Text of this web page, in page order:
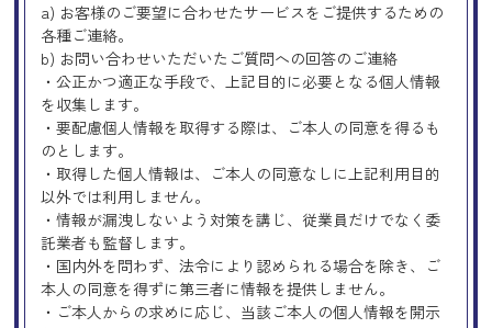
a) お客様のご要望に合わせたサービスをご提供するための
各種ご連絡。
b) お問い合わせいただいたご質問への回答のご連絡
・公正かつ適正な手段で、上記目的に必要となる個人情報
を収集します。
・要配慮個人情報を取得する際は、ご本人の同意を得るも
のとします。
・取得した個人情報は、ご本人の同意なしに上記利用目的
以外では利用しません。
・情報が漏洩しないよう対策を講じ、従業員だけでなく委
託業者も監督します。
・国内外を問わず、法令により認められる場合を除き、ご
本人の同意を得ずに第三者に情報を提供しません。
・ご本人からの求めに応じ、当該ご本人の個人情報を開示